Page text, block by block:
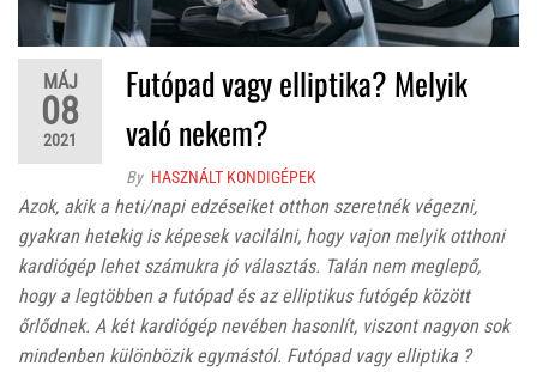
MÁJ
08
2021
Futópad vagy elliptika? Melyik
való nekem?
By HASZNÁLT KONDIGÉPEK
Azok, akik a heti/napi edzéseiket otthon szeretnék végezni,
gyakran hetekig is képesek vacilálni, hogy vajon melyik otthoni
kardiógép lehet számukra jó választás. Talán nem meglepő,
hogy a legtöbben a futópad és az elliptikus futógép között
őrlődnek. A két kardiógép nevében hasonlít, viszont nagyon sok
mindenben különbözik egymástól. Futópad vagy elliptika ?